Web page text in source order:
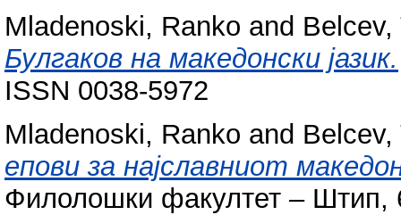
Mladenoski, Ranko and Belcev,
Булгаков на македонски јазик.
ISSN 0038-5972
Mladenoski, Ranko and Belcev,
епови за најславниот
Филолошки факултет ‒ Штип,